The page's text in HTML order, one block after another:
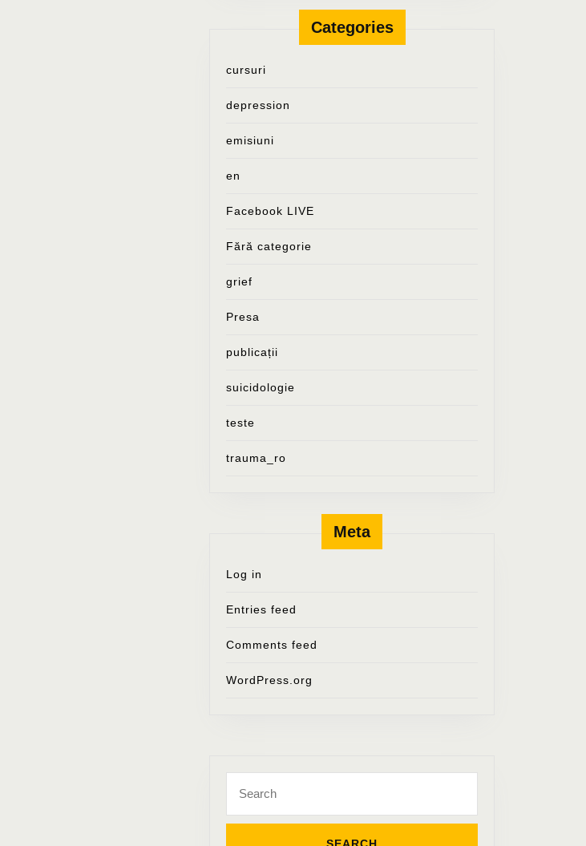
Categories
cursuri
depression
emisiuni
en
Facebook LIVE
Fără categorie
grief
Presa
publicații
suicidologie
teste
trauma_ro
Meta
Log in
Entries feed
Comments feed
WordPress.org
for: